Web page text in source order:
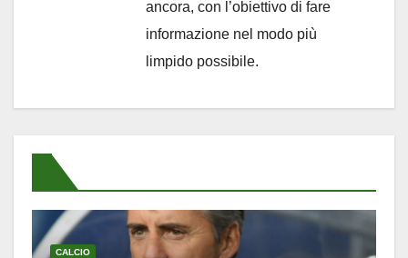
ancora, con l’obiettivo di fare
informazione nel modo più
limpido possibile.
CALCIO